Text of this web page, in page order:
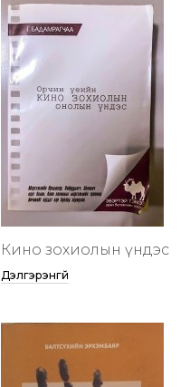
Кино зохиолын үндэс
Дэлгэрэнгүй